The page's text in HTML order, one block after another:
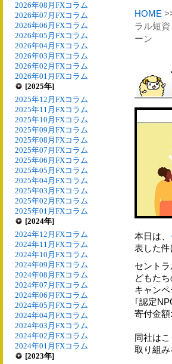
2026年08月FXコラム
2026年07月FXコラム
2026年06月FXコラム
2026年05月FXコラム
2026年04月FXコラム
2026年03月FXコラム
2026年02月FXコラム
2026年01月FXコラム
[2025年]
2025年12月FXコラム
2025年11月FXコラム
2025年10月FXコラム
2025年09月FXコラム
2025年08月FXコラム
2025年07月FXコラム
2025年06月FXコラム
2025年05月FXコラム
2025年04月FXコラム
2025年03月FXコラム
2025年02月FXコラム
2025年01月FXコラム
[2024年]
2024年12月FXコラム
2024年11月FXコラム
2024年10月FXコラム
2024年09月FXコラム
2024年08月FXコラム
2024年07月FXコラム
2024年06月FXコラム
2024年05月FXコラム
2024年04月FXコラム
2024年03月FXコラム
2024年02月FXコラム
2024年01月FXコラム
[2023年]
HOME
ラル短
ーン
本日は、
表した
セント
どもた
キャン
｢認定
寄付金額
同社は
取り組